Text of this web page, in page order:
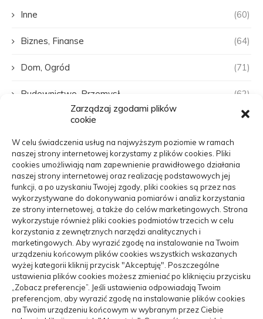
Zarządzaj zgodami plików
cookie
W celu świadczenia usług na najwyższym poziomie w ramach
naszej strony internetowej korzystamy z plików cookies. Pliki
cookies umożliwiają nam zapewnienie prawidłowego działania
naszej strony internetowej oraz realizację podstawowych jej
funkcji, a po uzyskaniu Twojej zgody, pliki cookies są przez nas
wykorzystywane do dokonywania pomiarów i analiz korzystania
ze strony internetowej, a także do celów marketingowych. Strona
wykorzystuje również pliki cookies podmiotów trzecich w celu
korzystania z zewnętrznych narzędzi analitycznych i
marketingowych. Aby wyrazić zgodę na instalowanie na Twoim
urządzeniu końcowym plików cookies wszystkich wskazanych
wyżej kategorii kliknij przycisk "Akceptuję". Poszczególne
ustawienia plików cookies możesz zmieniać po kliknięciu przycisku
„Zobacz preferencje”. Jeśli ustawienia odpowiadają Twoim
preferencjom, aby wyrazić zgodę na instalowanie plików cookies
na Twoim urządzeniu końcowym w wybranym przez Ciebie
Inne (60)
Biznes, Finanse (64)
Dom, Ogród (71)
Budownictwo, Przemysł (62)
Edukacja, Rozrywka (31)
Zdrowie, Medycyna (107)
Moda, Uroda
Turystyka, Aktywność (48)
Motoryzacja, Transport
Usługi (70)
Technologie (17)
Mobile Search (3)